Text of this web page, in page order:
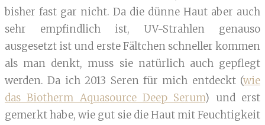
bisher fast gar nicht. Da die dünne Haut aber auch
sehr empfindlich ist, UV-Strahlen genauso
ausgesetzt ist und erste Fältchen schneller kommen
als man denkt, muss sie natürlich auch gepflegt
werden. Da ich 2013 Seren für mich entdeckt (wie
das Biotherm Aquasource Deep Serum) und erst
gemerkt habe, wie gut sie die Haut mit Feuchtigkeit